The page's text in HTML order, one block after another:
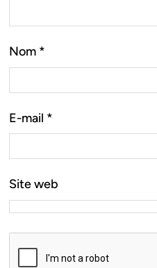
Nom *
E-mail *
Site web